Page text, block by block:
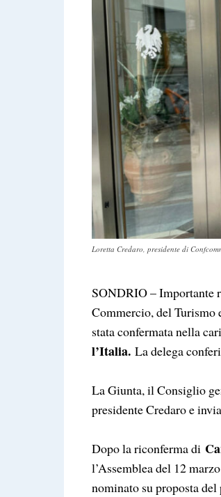
p
p
Loretta Credaro, presidente di
SONDRIO – Importante
Commercio, del
stata confermata nella
l’Italia. La delega
La Giunta, il Consiglio
presidente Credaro e
Dopo la riconferma di
l’Assemblea del 12
nominato su proposta